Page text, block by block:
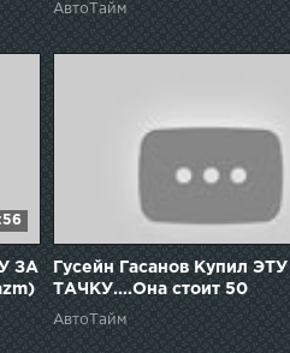
АвтоТайм
ЗА
Гусейн Гасанов Купил ЭТУ
ТАЧКУ....Она стоит 50
МИЛЛИОНОВ?!
АвтоТайм